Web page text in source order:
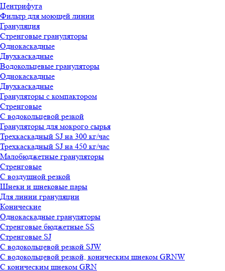
Центрифуга
Фильтр для моющей линии
Грануляция
Стренговые грануляторы
Однокаскадные
Двухкаскадные
Водокольцевые грануляторы
Однокаскадные
Двухкаскадные
Грануляторы с компактором
Стренговые
С водокольцевой резкой
Грануляторы для мокрого сырья
Трехкаскадный SJ на 300 кг/час
Трехкаскадный SJ на 450 кг/час
Малобюджетные грануляторы
Стренговые
С воздушной резкой
Шнеки и шнековые пары
Для линии грануляции
Конические
Однокаскадные грануляторы
Стренговые бюджетные SS
Стренговые SJ
С водокольцевой резкой SJW
С водокольцевой резкой, коническим шнеком GRNW
С коническим шнеком GRN